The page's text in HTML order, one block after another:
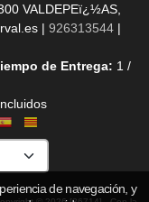
VALDEPEï¿½AS,
| 926313544 |
de Entrega: 1 /
de navegación, y